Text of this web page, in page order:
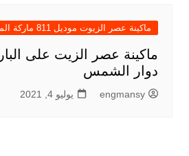
ماكينة عصر الزيوت موديل 811 ماركة المهندس منسي
ماكينة عصر الزيت على
دوار الشمس
engmansy يوليو 4, 2021